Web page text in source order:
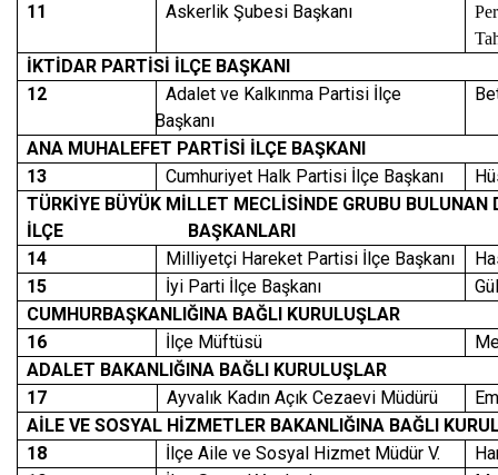
11
Askerlik Şubesi Başkanı
İKTİDAR PARTİSİ İLÇE BAŞKANI
12
Adalet ve Kalkınma Partisi İlçe
Başkanı
ANA MUHALEFET PARTİSİ İLÇE BAŞKANI
13
Cumhuriyet Halk Partisi İlçe Başkanı
TÜRKİYE BÜYÜK MİLLET MECLİSİNDE GRUBU BULUNAN
İLÇE BAŞKANLARI
14
Milliyetçi Hareket Partisi İlçe Başkanı
15
İyi Parti İlçe Başkanı
CUMHURBAŞKANLIĞINA BAĞLI KURULUŞLAR
16
İlçe Müftüsü
ADALET BAKANLIĞINA BAĞLI KURULUŞLAR
17
Ayvalık Kadın Açık Cezaevi Müdürü
AİLE VE SOSYAL HİZMETLER BAKANLIĞINA BAĞLI
18
İlçe Aile ve Sosyal Hizmet Müdür V.